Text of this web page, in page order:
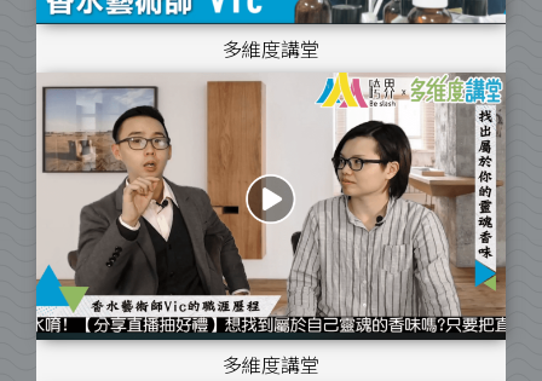
多維度講堂
多維度講堂